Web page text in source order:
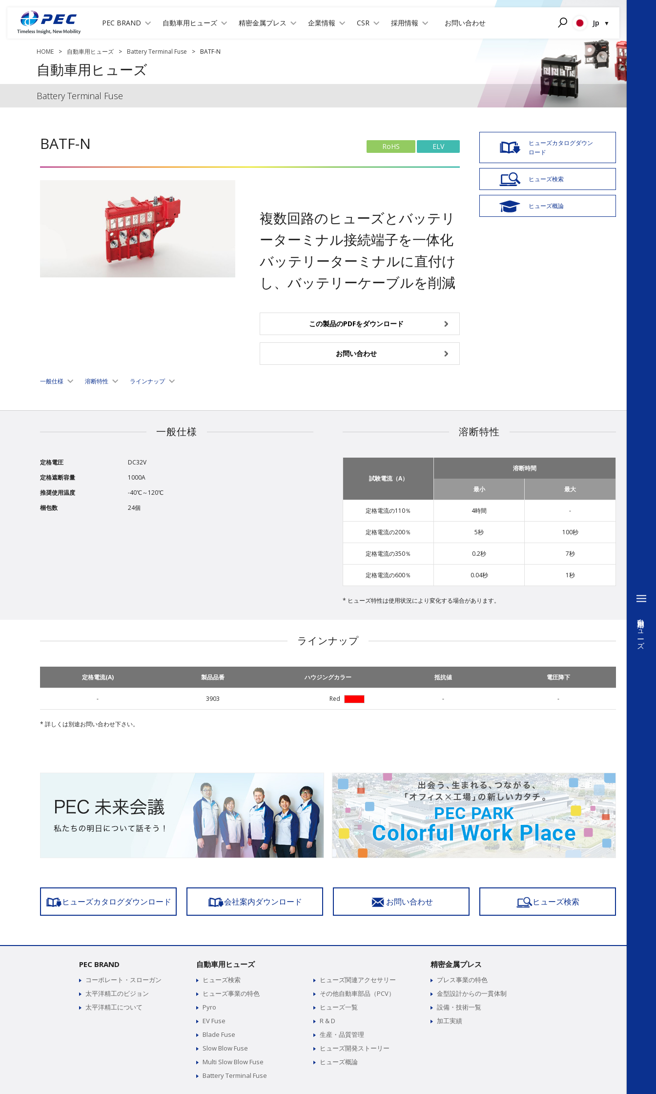
PEC BRAND 自動車用ヒューズ 精密金属プレス 企業情報 CSR 採用情報 お問い合わせ 検索する Jp
自動車用ヒューズ
Battery Terminal Fuse
HOME > 自動車用ヒューズ > Battery Terminal Fuse > BATF-N
BATF-N RoHS ELV
複数回路のヒューズとバッテリ
ーターミナル接続端子を一体化
バッテリーターミナルに直付け
し、バッテリーケーブルを削減
この製品のPDFをダウンロード
お問い合わせ
一般仕様 溶断特性 ラインナップ
ヒューズカタログダウン
ロード
ヒューズ検索
ヒューズ概論
⼀般仕様
定格電圧
DC32V
定格遮断容量
1000A
推奨使用温度
-40℃～120℃
梱包数
24個
溶断特性
試験電流（A）
溶断時間
最小 最大
定格電流の110％ 4時間 -
定格電流の200％ 5秒 100秒
定格電流の350％ 0.2秒 7秒
定格電流の600％ 0.04秒 1秒
ヒューズ特性は使用状況により変化する場合があります。
ラインナップ
定格電流(A) 製品品番 ハウジングカラー 抵抗値 電圧降下
- 3903 Red - -
詳しくは別途お問い合わせ下さい。
ヒューズカタログダウンロード 会社案内ダウンロード お問い合わせ ヒューズ検索
自動車用ヒューズ
PEC BRAND
コーポレート・スローガン
太平洋精工のビジョン
太平洋精工について
自動車用ヒューズ
ヒューズ検索
ヒューズ事業の特色
Pyro
EV Fuse
Blade Fuse
Slow Blow Fuse
Multi Slow Blow Fuse
Battery Terminal Fuse
ヒューズ関連アクセサリー
その他自動車部品（PCV）
ヒューズ一覧
R & D
生産・品質管理
ヒューズ開発ストーリー
ヒューズ概論
精密金属プレス
プレス事業の特色
金型設計からの一貫体制
設備・技術一覧
加工実績